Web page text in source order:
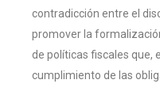
contradicción entre el
promover la
de políticas fiscales que,
cumplimiento de las